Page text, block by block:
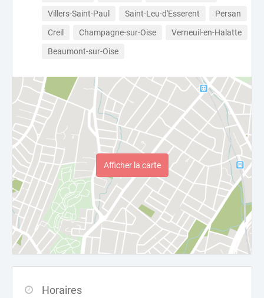
Villers-Saint-Paul
Saint-Leu-d'Esserent
Persan
Creil
Champagne-sur-Oise
Verneuil-en-Halatte
Beaumont-sur-Oise
Afficher la carte
Horaires